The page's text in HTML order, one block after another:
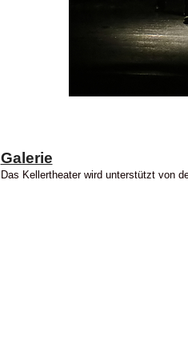
Galerie
Das Kellertheater wird unterstützt von